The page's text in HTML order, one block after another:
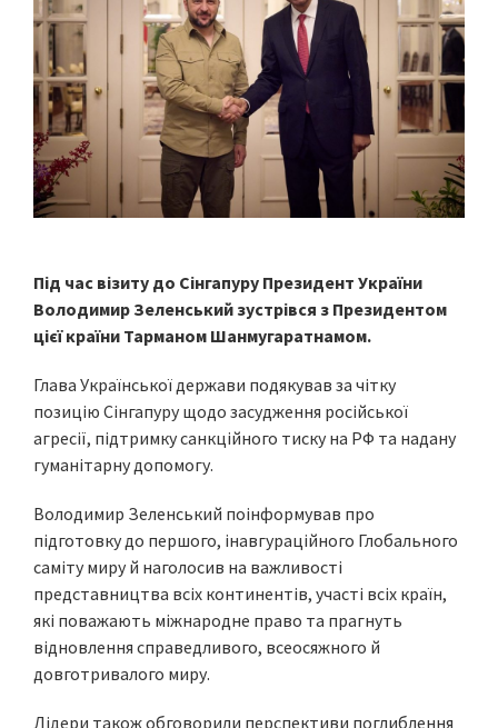
Під час візиту до Сінгапуру Президент України
Володимир Зеленський зустрівся з Президентом
цієї країни Тарманом Шанмугаратнамом.
Глава Української держави подякував за чітку
позицію Сінгапуру щодо засудження російської
агресії, підтримку санкційного тиску на РФ та надану
гуманітарну допомогу.
Володимир Зеленський поінформував про
підготовку до першого, інавгураційного Глобального
саміту миру й наголосив на важливості
представництва всіх континентів, участі всіх країн,
які поважають міжнародне право та прагнуть
відновлення справедливого, всеосяжного й
довготривалого миру.
Лідери також обговорили перспективи поглиблення